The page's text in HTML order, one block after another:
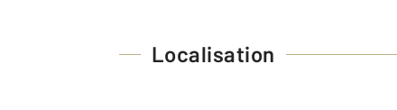
Localisation